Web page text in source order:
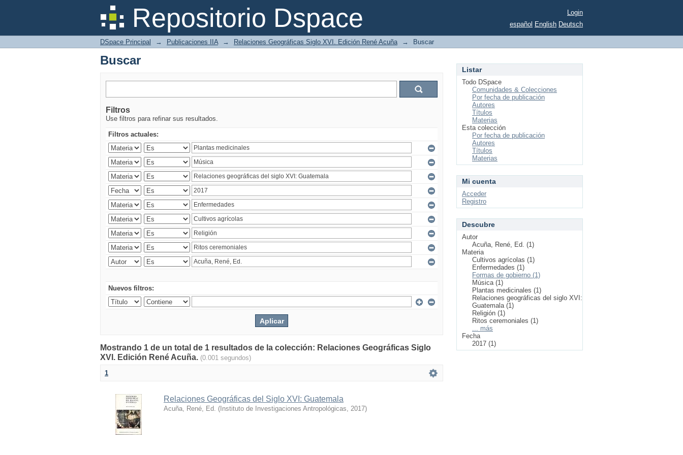
Repositorio Dspace
Buscar
Login
español English Deutsch
DSpace Principal → Publicaciones IIA → Relaciones Geográficas Siglo XVI. Edición René Acuña → Buscar
Buscar
Filtros
Use filtros para refinar sus resultados.
Filtros actuales:
Nuevos filtros:
Mostrando 1 de un total de 1 resultados de la colección: Relaciones Geográficas Siglo
XVI. Edición René Acuña. (0.001 segundos)
1
Relaciones Geográficas del Siglo XVI: Guatemala
Acuña, René, Ed. ( Instituto de Investigaciones Antropológicas, 2017)
Listar
Todo DSpace
Comunidades & Colecciones
Por fecha de publicación
Autores
Títulos
Materias
Esta colección
Por fecha de publicación
Autores
Títulos
Materias
Mi cuenta
Acceder
Registro
Descubre
Autor
Acuña, René, Ed. (1)
Materia
Cultivos agrícolas (1)
Enfermedades (1)
Formas de gobierno (1)
Música (1)
Plantas medicinales (1)
Relaciones geográficas del siglo XVI:
Guatemala (1)
Religión (1)
Ritos ceremoniales (1)
... más
Fecha
2017 (1)